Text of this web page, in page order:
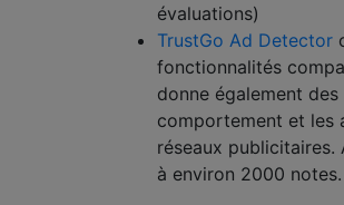
évaluations)
TrustGo Ad Detector
fonctionnalités
donne également
comportement et les
réseaux publicitaires.
à environ 2000 notes.